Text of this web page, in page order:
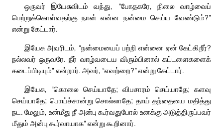
ஒருவர் இயேசுவிடம் வந்து, “போதகரே, நிலை வாழ்வைப்
பெற்றுக்கொள்வதற்கு நான் என்ன நன்மை செய்ய வேண்டும்?”
என்று கேட்டார்.
இயேசு அவரிடம், “நன்மையைப் பற்றி என்னை ஏன் கேட்கிறீர்?
நல்லவர் ஒருவரே. நீர் வாழ்வடைய விரும்பினால் கட்டளைகளைக்
கடைப்பிடியும்” என்றார். அவர், “எவற்றை?” என்று கேட்டார்.
இயேசு, “கொலை செய்யாதே; விபசாரம் செய்யாதே; களவு
செய்யாதே; பொய்ச்சான்று சொல்லாதே; தாய் தந்தையை மதித்து
நட. மேலும், உன்மீது நீ அன்பு கூர்வதுபோல் உனக்கு அடுத்திருப்பவர்
மீதும் அன்பு கூர்வாயாக” என்று கூறினார்.